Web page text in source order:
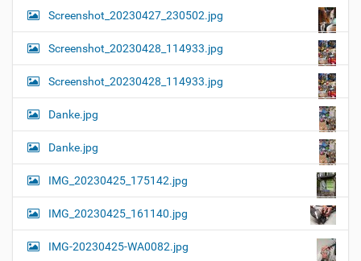
Screenshot_20230427_230502.jpg
Screenshot_20230428_114933.jpg
Screenshot_20230428_114933.jpg
Danke.jpg
Danke.jpg
IMG_20230425_175142.jpg
IMG_20230425_161140.jpg
IMG-20230425-WA0082.jpg